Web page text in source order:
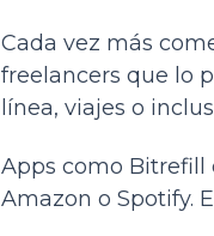
Cada vez más
freelancers que lo
línea, viajes o
Apps como Bitrefill
Amazon o Spotify.